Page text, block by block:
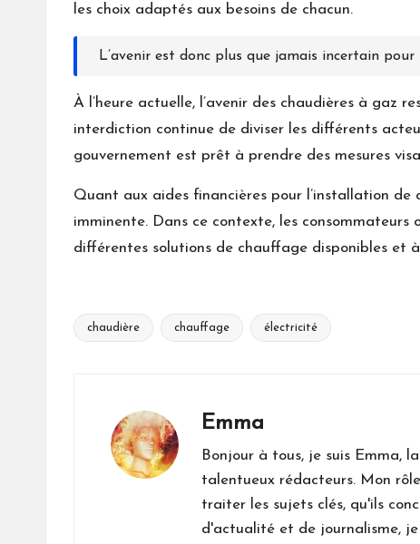
les choix adaptés aux besoins de chacun.
L’avenir est donc plus que jamais incertain pour
À l’heure actuelle, l’avenir des chaudières à gaz
interdiction continue de diviser les différents
gouvernement est prêt à prendre des mesures
Quant aux aides financières pour l’installation
imminente. Dans ce contexte, les
différentes solutions de chauffage disponibles et
Tags:
chaudière chauffage électricité
Emma
Bonjour à tous, je suis Emma,
talentueux rédacteurs. Mon
traiter les sujets clés, qu'ils
d'actualité et de journalisme,